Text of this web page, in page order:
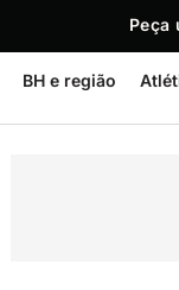
Peça
BH e região